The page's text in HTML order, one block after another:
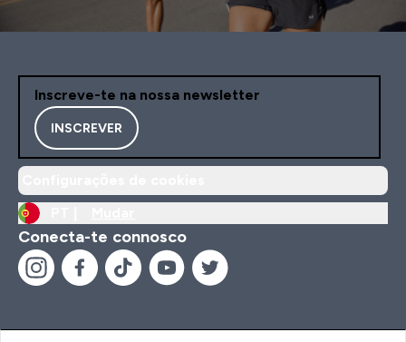
Inscreve-te na nossa newsletter
INSCREVER
Conecta-te connosco